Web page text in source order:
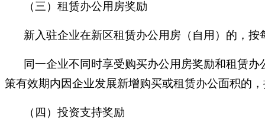
（三）租赁办公用房奖励
新入驻企业在新区租赁办公用房（自用）的，
同一企业不同时享受购买办公用房奖励和租赁
策有效期内因企业发展新增购买或租赁办公面积的
（四）投资支持奖励